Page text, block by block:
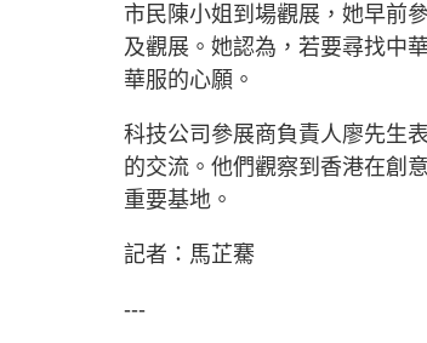
市民陳小姐到場觀展，她早前
及觀展。她認為，若要尋找中
華服的心願。
科技公司參展商負責人廖先生
的交流。他們觀察到香港在創
重要基地。
記者：馬芷騫
---